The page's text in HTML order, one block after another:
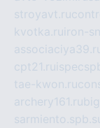
stroyavt.ru
kvotka.ru iron-
cpt21.ru
tae-kwon.ru
archery161.ru